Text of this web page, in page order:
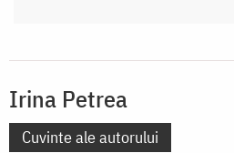
Irina Petrea
Cuvinte ale autorului